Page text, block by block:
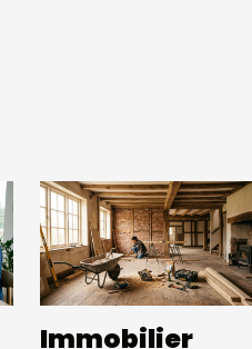
Immobilier